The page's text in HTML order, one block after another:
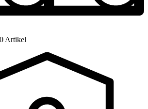
Artikel